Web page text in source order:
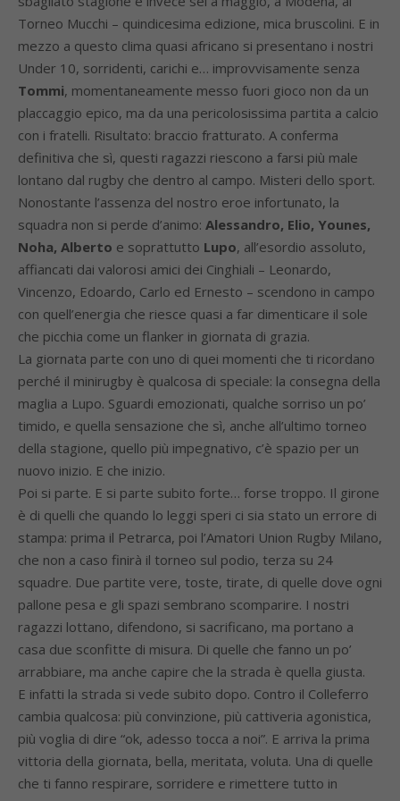
Torneo Mucchi – quindicesima edizione, mica bruscolini. E in
mezzo a questo clima quasi africano si presentano i nostri
Under 10, sorridenti, carichi e… improvvisamente senza
Tommi, momentaneamente messo fuori gioco non da un
placcaggio epico, ma da una pericolosissima partita a calcio
con i fratelli. Risultato: braccio fratturato. A conferma
definitiva che sì, questi ragazzi riescono a farsi più male
lontano dal rugby che dentro al campo. Misteri dello sport.
Nonostante l’assenza del nostro eroe infortunato, la
squadra non si perde d’animo: Alessandro, Elio, Younes,
Noha, Alberto e soprattutto Lupo, all’esordio assoluto,
affiancati dai valorosi amici dei Cinghiali – Leonardo,
Vincenzo, Edoardo, Carlo ed Ernesto – scendono in campo
con quell’energia che riesce quasi a far dimenticare il sole
che picchia come un flanker in giornata di grazia.
La giornata parte con uno di quei momenti che ti ricordano
perché il minirugby è qualcosa di speciale: la consegna della
maglia a Lupo. Sguardi emozionati, qualche sorriso un po’
timido, e quella sensazione che sì, anche all’ultimo torneo
della stagione, quello più impegnativo, c’è spazio per un
nuovo inizio. E che inizio.
Poi si parte. E si parte subito forte… forse troppo. Il girone
è di quelli che quando lo leggi speri ci sia stato un errore di
stampa: prima il Petrarca, poi l’Amatori Union Rugby Milano,
che non a caso finirà il torneo sul podio, terza su 24
squadre. Due partite vere, toste, tirate, di quelle dove ogni
pallone pesa e gli spazi sembrano scomparire. I nostri
ragazzi lottano, difendono, si sacrificano, ma portano a
casa due sconfitte di misura. Di quelle che fanno un po’
arrabbiare, ma anche capire che la strada è quella giusta.
E infatti la strada si vede subito dopo. Contro il Colleferro
cambia qualcosa: più convinzione, più cattiveria agonistica,
più voglia di dire “ok, adesso tocca a noi”. E arriva la prima
vittoria della giornata, bella, meritata, voluta. Una di quelle
che ti fanno respirare, sorridere e rimettere tutto in